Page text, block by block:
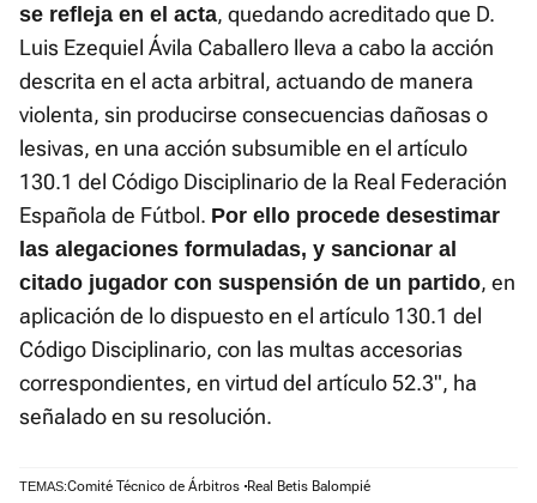
se refleja en el acta, quedando acreditado que D.
Luis Ezequiel Ávila Caballero lleva a cabo la acción
descrita en el acta arbitral, actuando de manera
violenta, sin producirse consecuencias dañosas o
lesivas, en una acción subsumible en el artículo
130.1 del Código Disciplinario de la Real Federación
Española de Fútbol. Por ello procede desestimar
las alegaciones formuladas, y sancionar al
citado jugador con suspensión de un partido, en
aplicación de lo dispuesto en el artículo 130.1 del
Código Disciplinario, con las multas accesorias
correspondientes, en virtud del artículo 52.3", ha
señalado en su resolución.
TEMAS:Comité Técnico de Árbitros Real Betis Balompié